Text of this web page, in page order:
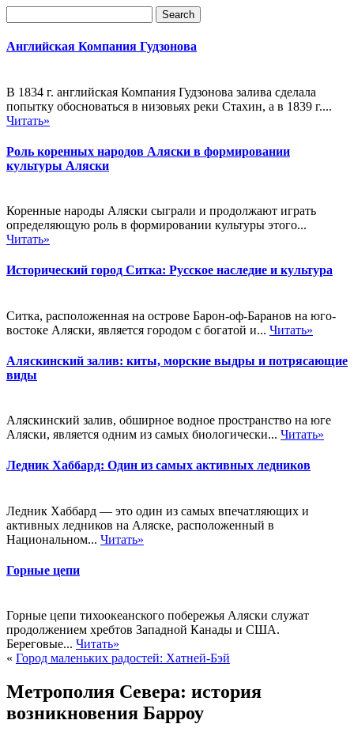
Английская Компания Гудзонова
В 1834 г. английская Компания Гудзонова залива сделала
попытку обосноваться в низовьях реки Стахин, а в 1839 г....
Читать»
Роль коренных народов Аляски в формировании
культуры Аляски
Коренные народы Аляски сыграли и продолжают играть
определяющую роль в формировании культуры этого...
Читать»
Исторический город Ситка: Русское наследие и культура
Ситка, расположенная на острове Барон-оф-Баранов на юго-
востоке Аляски, является городом с богатой и... Читать»
Аляскинский залив: киты, морские выдры и потрясающие
виды
Аляскинский залив, обширное водное пространство на юге
Аляски, является одним из самых биологически... Читать»
Ледник Хаббард: Один из самых активных ледников
Ледник Хаббард — это один из самых впечатляющих и
активных ледников на Аляске, расположенный в
Национальном... Читать»
Горные цепи
Горные цепи тихоокеанского побережья Аляски служат
продолжением хребтов Западной Канады и США.
Береговые... Читать»
« Город маленьких радостей: Хатней-Бэй
Метрополия Севера: история
возникновения Барроу